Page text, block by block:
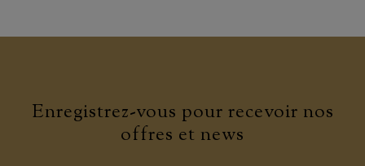
Enregistrez-vous pour recevoir nos
offres et news